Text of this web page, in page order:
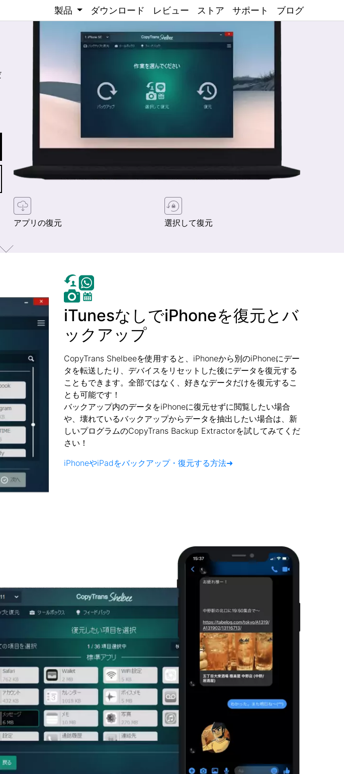
製品 ダウンロード レビュー ストア サポート ブログ
アプリの復元 選択して復元
iTunesなしでiPhoneを復元とバ
ックアップ
CopyTrans Shelbeeを使用すると、iPhoneから別のiPhoneにデー
タを転送したり、デバイスをリセットした後にデータを復元する
こともできます。全部ではなく、好きなデータだけを復元するこ
とも可能です！
バックアップ内のデータをiPhoneに復元せずに閲覧したい場合
や、壊れているバックアップからデータを抽出したい場合は、新
しいプログラムのCopyTrans Backup Extractorを試してみてくだ
さい！
iPhoneやiPadをバックアップ・復元する方法➜